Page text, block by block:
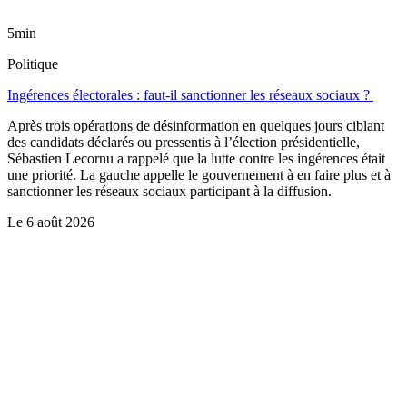
5min
Politique
Ingérences électorales : faut-il sanctionner les réseaux sociaux ?
Après trois opérations de désinformation en quelques jours ciblant
des candidats déclarés ou pressentis à l’élection présidentielle,
Sébastien Lecornu a rappelé que la lutte contre les ingérences était
une priorité. La gauche appelle le gouvernement à en faire plus et à
sanctionner les réseaux sociaux participant à la diffusion.
Le 6 août 2026